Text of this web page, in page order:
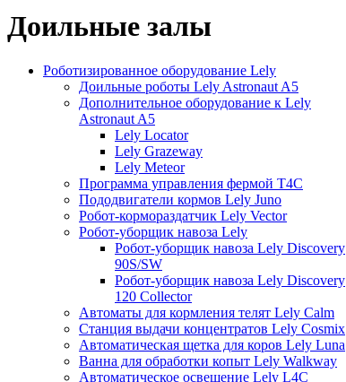
Доильные залы
Роботизированное оборудование Lely
Доильные роботы Lely Astronaut A5
Дополнительное оборудование к Lely
Astronaut A5
Lely Locator
Lely Grazeway
Lely Meteor
Программа управления фермой T4C
Пододвигатели кормов Lely Juno
Робот-кормораздатчик Lely Vector
Робот-уборщик навоза Lely
Робот-уборщик навоза Lely Discovery
90S/SW
Робот-уборщик навоза Lely Discovery
120 Collector
Автоматы для кормления телят Lely Calm
Станция выдачи концентратов Lely Cosmix
Автоматическая щетка для коров Lely Luna
Ванна для обработки копыт Lely Walkway
Автоматическое освещение Lely L4C